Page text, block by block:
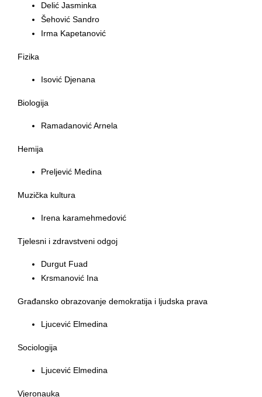
Delić Jasminka
Šehović Sandro
Irma Kapetanović
Fizika
Isović Djenana
Biologija
Ramadanović Arnela
Hemija
Preljević Medina
Muzička kultura
Irena karamehmedović
Tjelesni i zdravstveni odgoj
Durgut Fuad
Krsmanović Ina
Građansko obrazovanje demokratija i ljudska prava
Ljucević Elmedina
Sociologija
Ljucević Elmedina
Vjeronauka